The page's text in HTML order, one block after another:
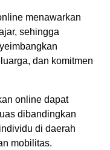
menawarkan
sehingga
dan komitmen
online dapat
dibandingkan
di daerah
mobilitas.